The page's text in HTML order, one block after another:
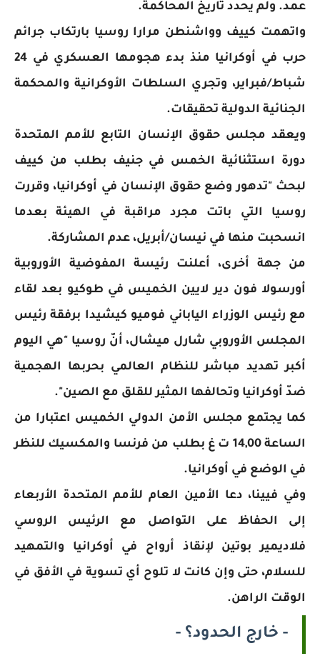
عمد. ولم يحدد تاريخ المحاكمة.
واتهمت كييف وواشنطن مرارا روسيا بارتكاب جرائم
حرب في أوكرانيا منذ بدء هجومها العسكري في 24
شباط/فبراير، وتجري السلطات الأوكرانية والمحكمة
الجنائية الدولية تحقيقات.
ويعقد مجلس حقوق الإنسان التابع للأمم المتحدة
دورة استثنائية الخمس في جنيف بطلب من كييف
لبحث "تدهور وضع حقوق الإنسان في أوكرانيا، وقررت
روسيا التي باتت مجرد مراقبة في الهيئة بعدما
انسحبت منها في نيسان/أبريل، عدم المشاركة.
من جهة أخرى، أعلنت رئيسة المفوضية الأوروبية
أورسولا فون دير لايين الخميس في طوكيو بعد لقاء
مع رئيس الوزراء الياباني فوميو كيشيدا برفقة رئيس
المجلس الأوروبي شارل ميشال، أنّ روسيا "هي اليوم
أكبر تهديد مباشر للنظام العالمي بحربها الهجمية
ضدّ أوكرانيا وتحالفها المثير للقلق مع الصين".
كما يجتمع مجلس الأمن الدولي الخميس اعتبارا من
الساعة 14,00 ت غ بطلب من فرنسا والمكسيك للنظر
في الوضع في أوكرانيا.
وفي فيينا، دعا الأمين العام للأمم المتحدة الأربعاء
إلى الحفاظ على التواصل مع الرئيس الروسي
فلاديمير بوتين لإنقاذ أرواح في أوكرانيا والتمهيد
للسلام، حتى وإن كانت لا تلوح أي تسوية في الأفق في
الوقت الراهن.
- خارج الحدود؟ -